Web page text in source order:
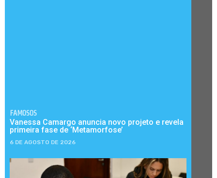
FAMOSOS
Vanessa Camargo anuncia novo projeto e revela
primeira fase de ‘Metamorfose’
6 DE AGOSTO DE 2026